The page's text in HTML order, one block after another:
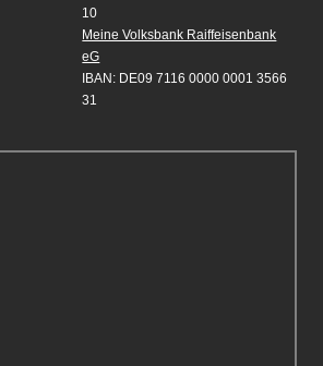
10
Meine Volksbank Raiffeisenbank
eG
IBAN: DE09 7116 0000 0001 3566
31